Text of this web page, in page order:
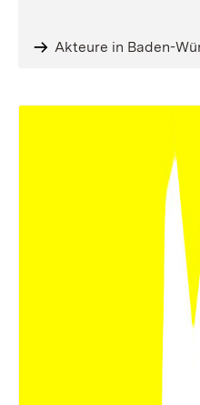
Akteure in Baden-